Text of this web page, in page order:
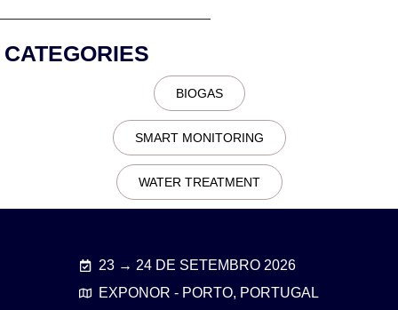
CATEGORIES
BIOGAS
SMART MONITORING
WATER TREATMENT
23 → 24 DE SETEMBRO 2026
EXPONOR - PORTO, PORTUGAL